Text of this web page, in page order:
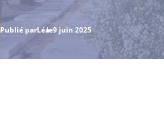
Publié parLéale9 juin 2025